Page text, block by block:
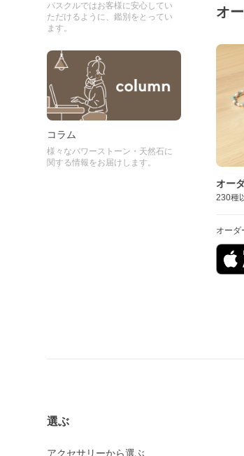
パスクルではお客様に安心してい
ただけるように、鑑別をとってい
ます。
コラム
様々なパワーストーン・天然石に
関する情報をお届けします。
オ
オー
230種
オーダ
選ぶ
アクセサリーから選ぶ